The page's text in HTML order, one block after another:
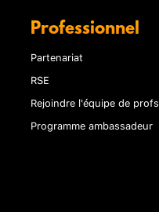
Professionnel
Partenariat
RSE
Rejoindre l'équipe de profs
Programme ambassadeur